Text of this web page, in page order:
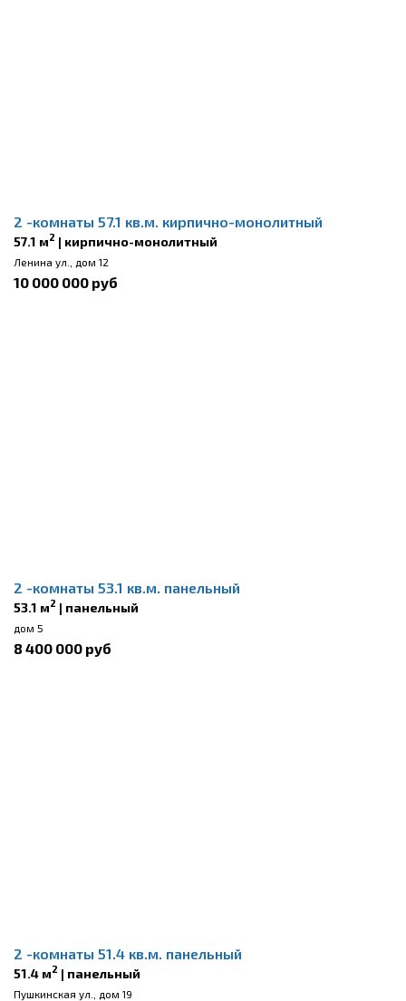
2 -комнаты 57.1 кв.м. кирпично-монолитный
57.1 м2 | кирпично-монолитный
Ленина ул., дом 12
10 000 000 руб
2 -комнаты 53.1 кв.м. панельный
53.1 м2 | панельный
дом 5
8 400 000 руб
2 -комнаты 51.4 кв.м. панельный
51.4 м2 | панельный
Пушкинская ул., дом 19